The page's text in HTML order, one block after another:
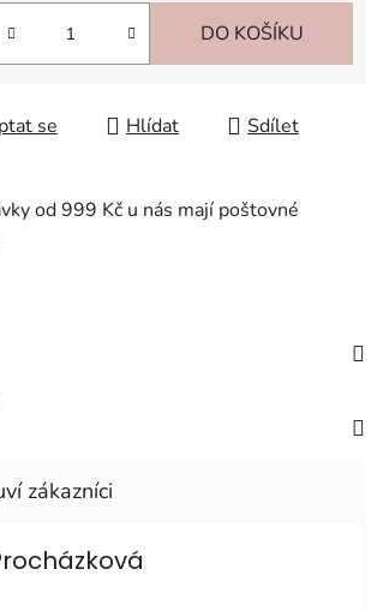
DO KOŠÍKU
se Hlídat Sdílet
od 999 Kč u nás mají poštovné
je 5 z 5 hvězdiček.